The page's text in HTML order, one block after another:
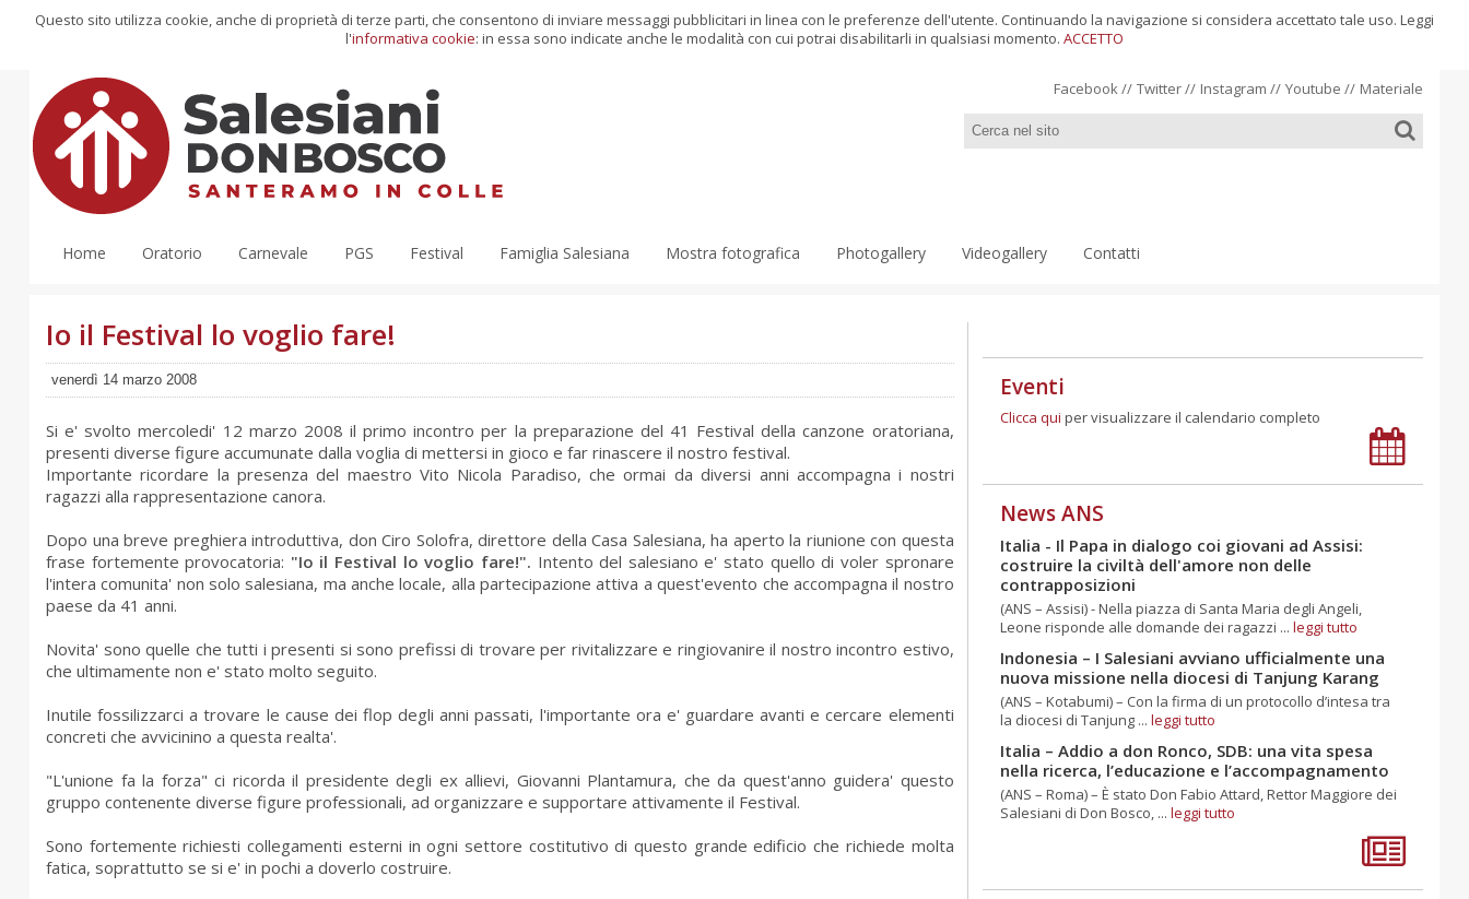
Questo sito utilizza cookie, anche di proprietà di terze parti, che consentono di inviare messaggi pubblicitari in linea con le preferenze dell'utente. Continuando la navigazione si considera accettato tale uso. Leggi
l'informativa cookie: in essa sono indicate anche le modalità con cui potrai disabilitarli in qualsiasi momento. ACCETTO
Facebook// Twitter// Instagram // Youtube // Materiale
Home Oratorio Carnevale PGS Festival Famiglia Salesiana Mostra fotografica Photogallery Videogallery Contatti
Io il Festival lo voglio fare!
venerdì 14 marzo 2008
Si e' svolto mercoledi' 12 marzo 2008 il primo incontro per la preparazione del 41 Festival della canzone oratoriana,
presenti diverse figure accumunate dalla voglia di mettersi in gioco e far rinascere il nostro festival.
Importante ricordare la presenza del maestro Vito Nicola Paradiso, che ormai da diversi anni accompagna i nostri
ragazzi alla rappresentazione canora.
Dopo una breve preghiera introduttiva, don Ciro Solofra, direttore della Casa Salesiana, ha aperto la riunione con questa
frase fortemente provocatoria: "Io il Festival lo voglio fare!". Intento del salesiano e' stato quello di voler spronare
l'intera comunita' non solo salesiana, ma anche locale, alla partecipazione attiva a quest'evento che accompagna il nostro
paese da 41 anni.
Novita' sono quelle che tutti i presenti si sono prefissi di trovare per rivitalizzare e ringiovanire il nostro incontro estivo,
che ultimamente non e' stato molto seguito.
Inutile fossilizzarci a trovare le cause dei flop degli anni passati, l'importante ora e' guardare avanti e cercare elementi
concreti che avvicinino a questa realta'.
"L'unione fa la forza" ci ricorda il presidente degli ex allievi, Giovanni Plantamura, che da quest'anno guidera' questo
gruppo contenente diverse figure professionali, ad organizzare e supportare attivamente il Festival.
Sono fortemente richiesti collegamenti esterni in ogni settore costitutivo di questo grande edificio che richiede molta
fatica, soprattutto se si e' in pochi a doverlo costruire.
Eventi
Clicca qui per visualizzare il calendario completo
News ANS
Italia - Il Papa in dialogo coi giovani ad Assisi:
costruire la civiltà dell'amore non delle
contrapposizioni
(ANS – Assisi) - Nella piazza di Santa Maria degli Angeli,
Leone risponde alle domande dei ragazzi ... leggi tutto
Indonesia – I Salesiani avviano ufficialmente una
nuova missione nella diocesi di Tanjung Karang
(ANS – Kotabumi) – Con la firma di un protocollo d’intesa tra
la diocesi di Tanjung ... leggi tutto
Italia – Addio a don Ronco, SDB: una vita spesa
nella ricerca, l’educazione e l’accompagnamento
(ANS – Roma) – È stato Don Fabio Attard, Rettor Maggiore dei
Salesiani di Don Bosco, ... leggi tutto